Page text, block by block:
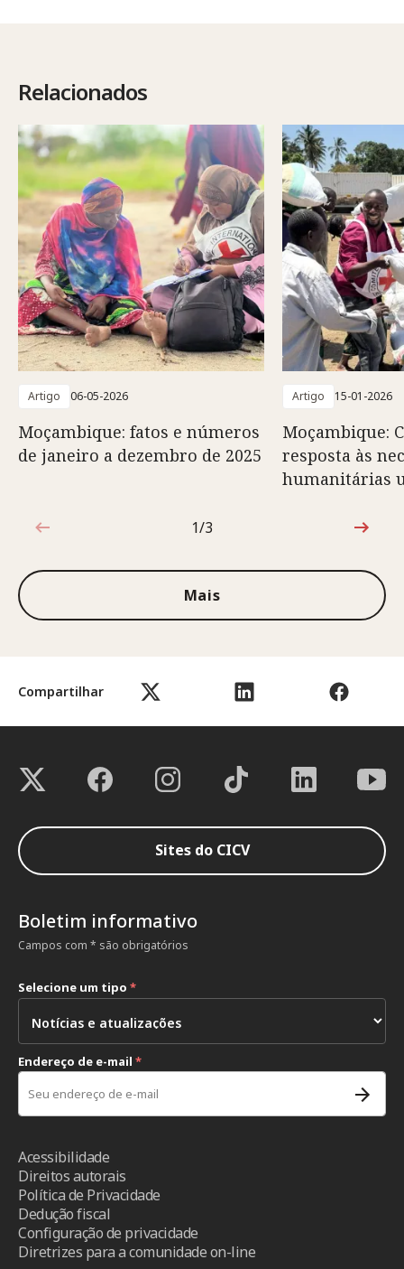
Compartilhar
Relacionados
Artigo 06-05-2026
Moçambique: fatos e números
de janeiro a dezembro de 2025
Artigo 15-01-2026
Moçambique:
resposta às
humanitárias
1 de 3
1/3
Mais
Sites do CICV
Boletim informativo
Campos com * são obrigatórios
Selecione um tipo *
Endereço de e-mail *
Acessibilidade
Direitos autorais
Política de Privacidade
Dedução fiscal
Configuração de privacidade
Diretrizes para a comunidade on-line